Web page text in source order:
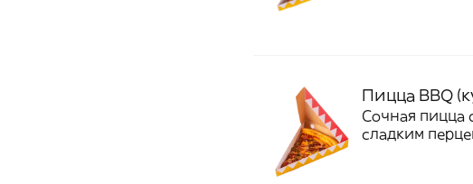
Пицца BBQ
Сочная пицца
сладким